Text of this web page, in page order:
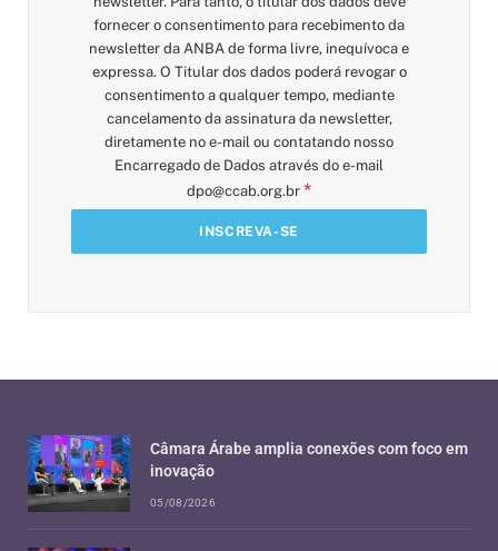
fornecer o consentimento para recebimento da
newsletter da ANBA de forma livre, inequívoca e
expressa. O Titular dos dados poderá revogar o
consentimento a qualquer tempo, mediante
cancelamento da assinatura da newsletter,
diretamente no e-mail ou contatando nosso
Encarregado de Dados através do e-mail
dpo@ccab.org.br *
Câmara Árabe amplia conexões com foco em
inovação
05/08/2026